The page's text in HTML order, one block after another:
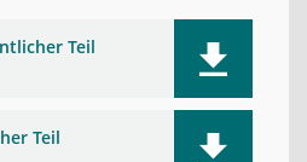
Teil
Teil